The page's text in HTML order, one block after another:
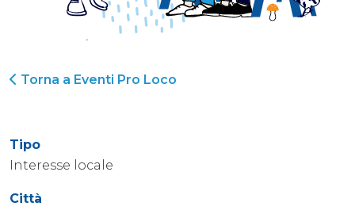
Torna a Eventi Pro Loco
Tipo
Interesse locale
Città